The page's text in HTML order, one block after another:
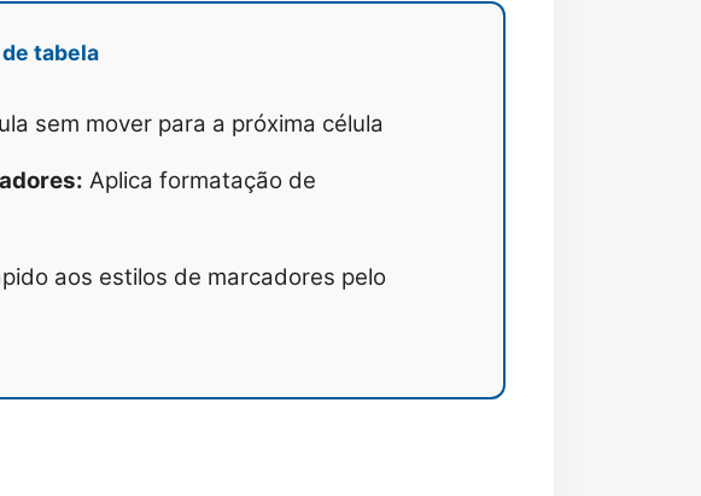
tabela
sem mover para a próxima célula
Aplica formatação de
aos estilos de marcadores pelo